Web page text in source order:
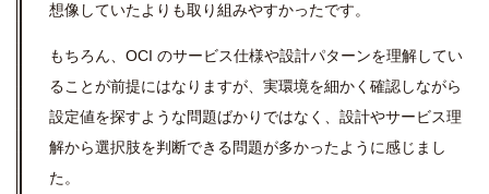
想像していたよりも取り組みやすかったです。
もちろん、OCI のサービス仕様や設計パターンを理解してい
ることが前提にはなりますが、実環境を細かく確認しながら
設定値を探すような問題ばかりではなく、設計やサービス理
解から選択肢を判断できる問題が多かったように感じまし
た。